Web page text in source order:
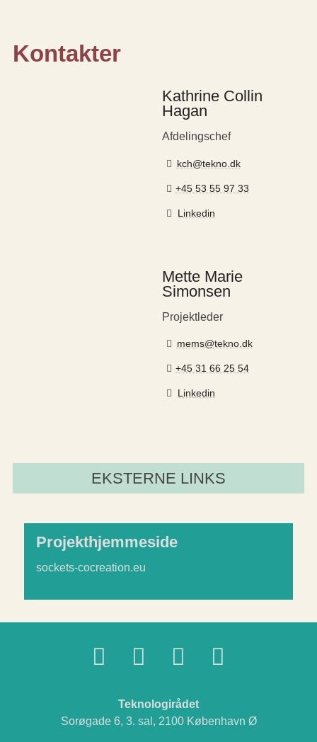
Kontakter
Kathrine Collin
Hagan
Afdelingschef
kch@tekno.dk
+45 53 55 97 33
Linkedin
Mette Marie
Simonsen
Projektleder
mems@tekno.dk
+45 31 66 25 54
Linkedin
EKSTERNE LINKS
Projekthjemmeside
sockets-cocreation.eu
Teknologirådet
Sorøgade 6, 3. sal, 2100 København Ø